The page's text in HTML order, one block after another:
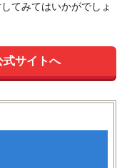
てみてはいかがでしょ
式サイトへ